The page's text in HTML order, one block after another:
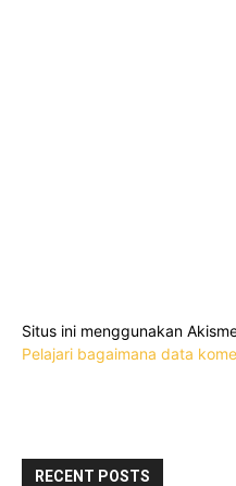
Situs ini menggunakan
Pelajari bagaimana data
RECENT POSTS